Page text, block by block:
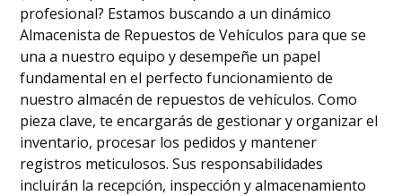
profesional? Estamos buscando a un dinámico
Almacenista de Repuestos de Vehículos para que se
una a nuestro equipo y desempeñe un papel
fundamental en el perfecto funcionamiento de
nuestro almacén de repuestos de vehículos. Como
pieza clave, te encargarás de gestionar y organizar el
inventario, procesar los pedidos y mantener
registros meticulosos. Sus responsabilidades
incluirán la recepción, inspección y almacenamiento